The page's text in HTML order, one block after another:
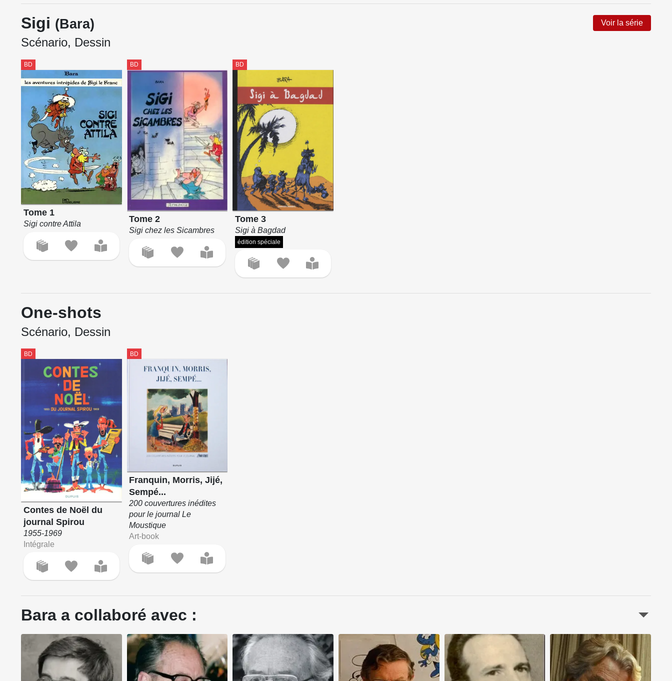
Sigi (Bara) Voir la série
Scénario, Dessin
BD
Tome 1
Sigi contre Attila
BD
Tome 2
Sigi chez les Sicambres
BD
Tome 3
Sigi à Bagdad
édition spéciale
One-shots
Scénario, Dessin
BD
Contes de Noël du
journal Spirou
1955-1969
Intégrale
BD
Franquin, Morris, Jijé,
Sempé...
200 couvertures inédites
pour le journal Le
Moustique
Art-book
Bara a collaboré avec :